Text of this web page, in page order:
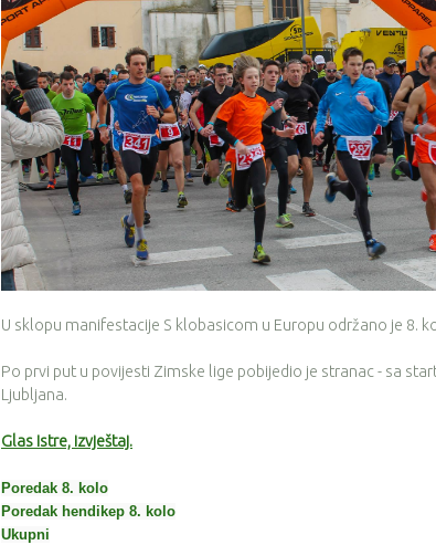
U sklopu manifestacije S klobasicom u Europu održano je 8.
Po prvi put u povijesti Zimske lige pobijedio je stranac - sa
Ljubljana.
Glas Istre, izvještaj.
Poredak 8. kolo
Poredak hendikep 8. kolo
Ukupni